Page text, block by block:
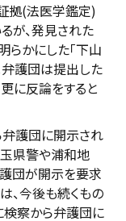
拠(法医学鑑定)
が、発見された
かにした「下山
弁護団は提出した
に反論をすると
弁護団に開示され
県警や浦和地
団が開示を要求
、今後も続くもの
検察から弁護団に